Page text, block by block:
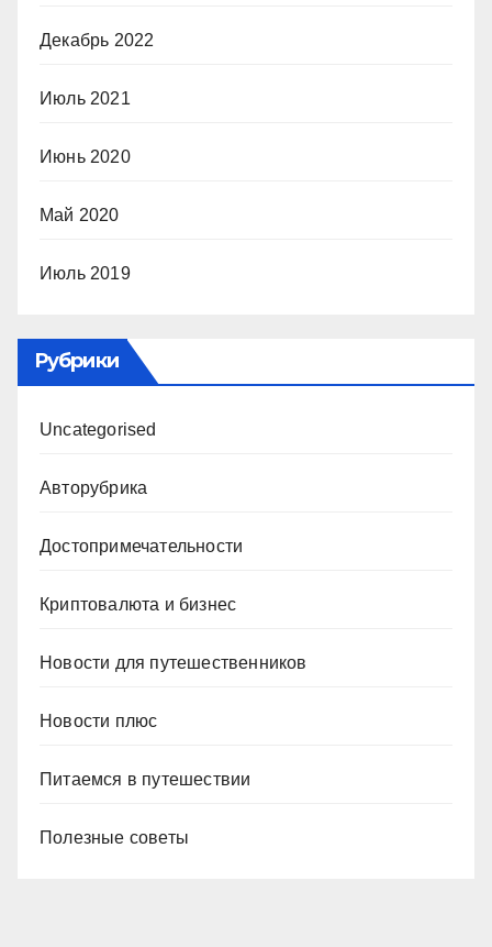
Декабрь 2022
Июль 2021
Июнь 2020
Май 2020
Июль 2019
Рубрики
Uncategorised
Авторубрика
Достопримечательности
Криптовалюта и бизнес
Новости для путешественников
Новости плюс
Питаемся в путешествии
Полезные советы